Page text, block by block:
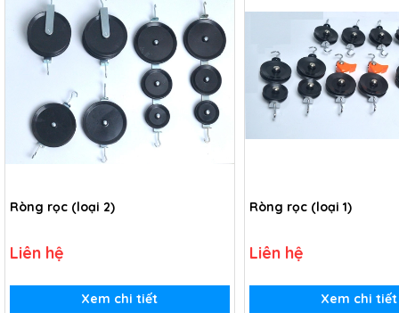
Ròng rọc (loại 2)
Liên hệ
Xem chi tiết
Ròng rọc (loại 1)
Liên hệ
Xem chi tiết